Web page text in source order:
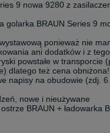
9 nowa 9280 z
golarka BRAUN Series 9
ponieważ nie
ani dodatków i z
powstałe w transporcie
dlatego też cena obniżona!
napisy na obudowie (zdj.
nowe i nieużywane
BRAUN + ładowarka